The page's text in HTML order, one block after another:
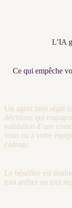
L’IA
Ce qui empêche
Un agent bien réglé
décisions qui
validation d’une
vous ou à votre
cadrage.
Le bénéfice est
tout arrêter ou tout